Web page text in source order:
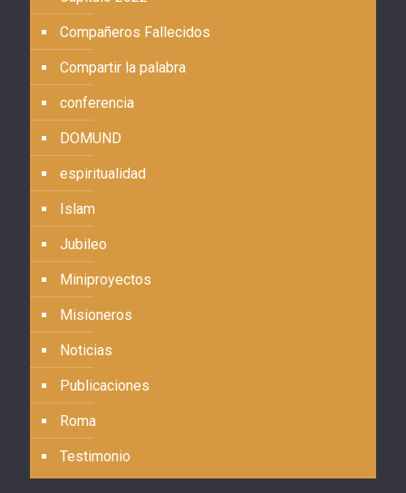
Compañeros Fallecidos
Compartir la palabra
conferencia
DOMUND
espiritualidad
Islam
Jubileo
Miniproyectos
Misioneros
Noticias
Publicaciones
Roma
Testimonio